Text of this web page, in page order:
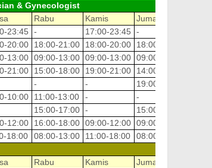
& Gynecologist
Rabu Kamis Jumat
23:45 - 17:00-23:45 -
20:00 18:00-21:00 18:00-20:00 18:00-21:00
13:00 09:00-13:00 09:00-13:00 09:00-12:00
21:00 15:00-18:00 19:00-21:00 14:00-17:00
- - 19:00-21:00
10:00 11:00-13:00 - -
15:00-17:00 - 15:00-18:00
12:00 16:00-18:00 09:00-12:00 09:00-12:00
18:00 08:00-13:00 11:00-18:00 08:00-16:00
Rabu Kamis Jumat